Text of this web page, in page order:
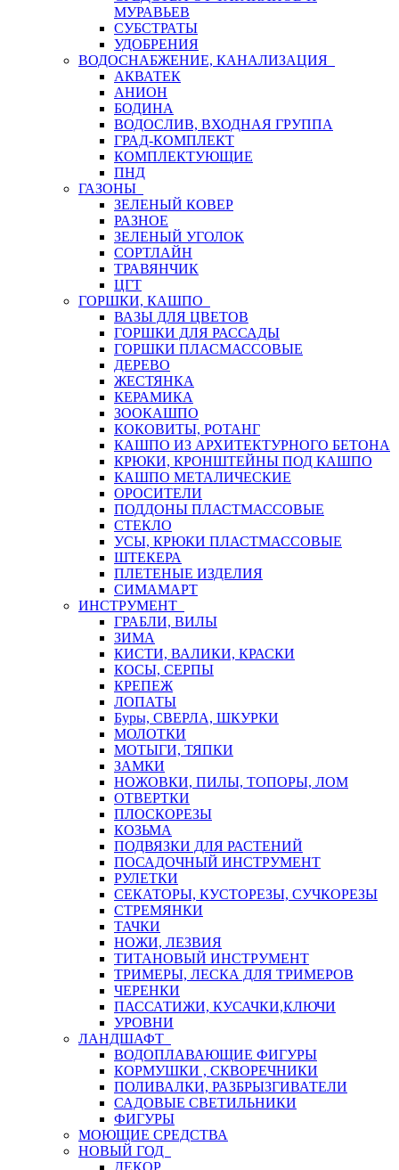
МУРАВЬЕВ
СУБСТРАТЫ
УДОБРЕНИЯ
ВОДОСНАБЖЕНИЕ, КАНАЛИЗАЦИЯ
АКВАТЕК
АНИОН
БОДИНА
ВОДОСЛИВ, ВХОДНАЯ ГРУППА
ГРАД-КОМПЛЕКТ
КОМПЛЕКТУЮЩИЕ
ПНД
ГАЗОНЫ
ЗЕЛЕНЫЙ КОВЕР
РАЗНОЕ
ЗЕЛЕНЫЙ УГОЛОК
СОРТЛАЙН
ТРАВЯНЧИК
ЦГТ
ГОРШКИ, КАШПО
ВАЗЫ ДЛЯ ЦВЕТОВ
ГОРШКИ ДЛЯ РАССАДЫ
ГОРШКИ ПЛАСМАССОВЫЕ
ДЕРЕВО
ЖЕСТЯНКА
КЕРАМИКА
ЗООКАШПО
КОКОВИТЫ, РОТАНГ
КАШПО ИЗ АРХИТЕКТУРНОГО БЕТОНА
КРЮКИ, КРОНШТЕЙНЫ ПОД КАШПО
КАШПО МЕТАЛИЧЕСКИЕ
ОРОСИТЕЛИ
ПОДДОНЫ ПЛАСТМАССОВЫЕ
СТЕКЛО
УСЫ, КРЮКИ ПЛАСТМАССОВЫЕ
ШТЕКЕРА
ПЛЕТЕНЫЕ ИЗДЕЛИЯ
СИМАМАРТ
ИНСТРУМЕНТ
ГРАБЛИ, ВИЛЫ
ЗИМА
КИСТИ, ВАЛИКИ, КРАСКИ
КОСЫ, СЕРПЫ
КРЕПЕЖ
ЛОПАТЫ
Буры, СВЕРЛА, ШКУРКИ
МОЛОТКИ
МОТЫГИ, ТЯПКИ
ЗАМКИ
НОЖОВКИ, ПИЛЫ, ТОПОРЫ, ЛОМ
ОТВЕРТКИ
ПЛОСКОРЕЗЫ
КОЗЬМА
ПОДВЯЗКИ ДЛЯ РАСТЕНИЙ
ПОСАДОЧНЫЙ ИНСТРУМЕНТ
РУЛЕТКИ
СЕКАТОРЫ, КУСТОРЕЗЫ, СУЧКОРЕЗЫ
СТРЕМЯНКИ
ТАЧКИ
НОЖИ, ЛЕЗВИЯ
ТИТАНОВЫЙ ИНСТРУМЕНТ
ТРИМЕРЫ, ЛЕСКА ДЛЯ ТРИМЕРОВ
ЧЕРЕНКИ
ПАССАТИЖИ, КУСАЧКИ,КЛЮЧИ
УРОВНИ
ЛАНДШАФТ
ВОДОПЛАВАЮЩИЕ ФИГУРЫ
КОРМУШКИ , СКВОРЕЧНИКИ
ПОЛИВАЛКИ, РАЗБРЫЗГИВАТЕЛИ
САДОВЫЕ СВЕТИЛЬНИКИ
ФИГУРЫ
МОЮЩИЕ СРЕДСТВА
НОВЫЙ ГОД
ДЕКОР